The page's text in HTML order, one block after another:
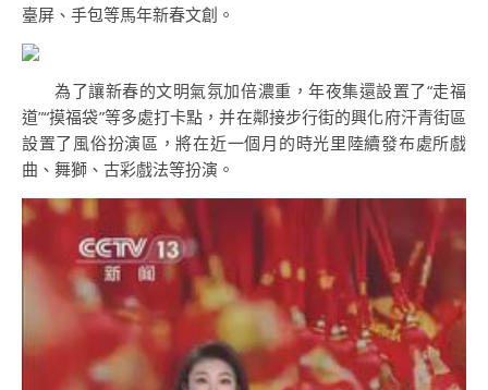
臺屏、手包等馬年新春文創。
為了讓新春的文明氣氛加倍濃重，年夜集還設置了“走福
道”“摸福袋”等多處打卡點，并在鄰接步行街的興化府汗青街區
設置了風俗扮演區，將在近一個月的時光里陸續發布處所戲
曲、舞獅、古彩戲法等扮演。